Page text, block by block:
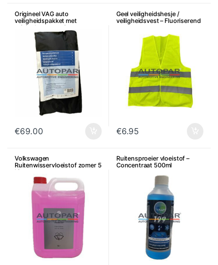
Origineel VAG auto
veiligheidspakket met
originele accessoires
€69.00
Geel veiligheidshesje /
veiligheidsvest – Fluoriserend
€6.95
Volkswagen
Ruitenwisservloeistof zomer 5
Liter
Ruitensproeier vloeistof –
Concentraat 500ml